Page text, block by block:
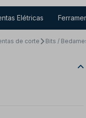
Elétricas
de corte Bits /